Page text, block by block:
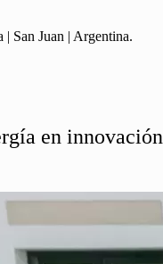
San Juan | Argentina.
en innovación